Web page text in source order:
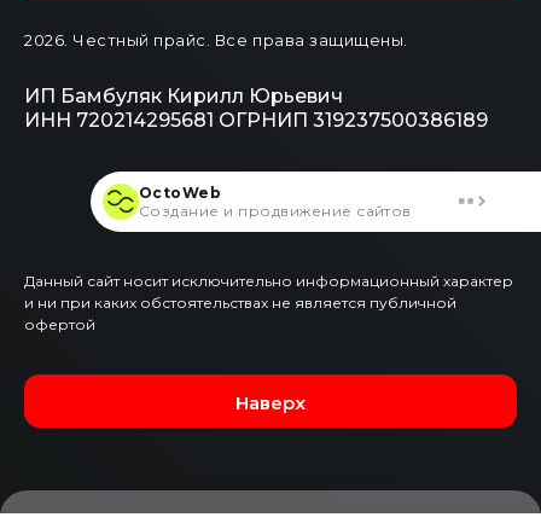
2026 . Честный прайс. Все права защищены.
ИП Бамбуляк Кирилл Юрьевич
ИНН 720214295681 ОГРНИП 319237500386189
Данный сайт носит исключительно информационный характер
и ни при каких обстоятельствах не является публичной
офертой
Наверх
OctoWeb
Создание и продвижение сайтов